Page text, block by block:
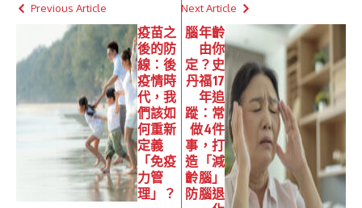
Previous Article
疫苗之
後的防
線：後
疫情時
代，我
們該如
何重新
定義
「免疫
力管
理」？
Next Article
腦年齡
由你
定？史
丹福17
年追
蹤：常
做4件
事，打
造「減
齡腦」
防腦退